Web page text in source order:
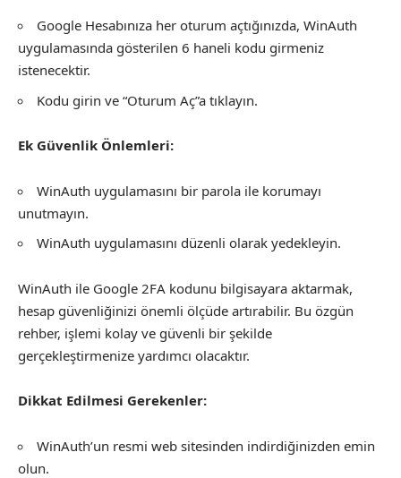
Google Hesabınıza her oturum açtığınızda, WinAuth
uygulamasında gösterilen 6 haneli kodu girmeniz
istenecektir.
Kodu girin ve “Oturum Aç”a tıklayın.
Ek Güvenlik Önlemleri:
WinAuth uygulamasını bir parola ile korumayı
unutmayın.
WinAuth uygulamasını düzenli olarak yedekleyin.
WinAuth ile Google 2FA kodunu bilgisayara aktarmak,
hesap güvenliğinizi önemli ölçüde artırabilir. Bu özgün
rehber, işlemi kolay ve güvenli bir şekilde
gerçekleştirmenize yardımcı olacaktır.
Dikkat Edilmesi Gerekenler:
WinAuth’un resmi web sitesinden indirdiğinizden emin
olun.